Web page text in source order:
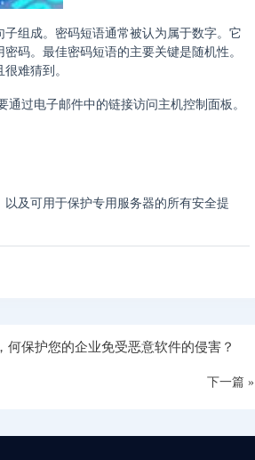
组成。密码短语通常被认为属于数字。它
码。最佳密码短语的主要关键是随机性。
难猜到。
过电子邮件中的链接访问主机控制面板。
及可用于保护专用服务器的所有安全提
何保护您的企业免受恶意软件的侵害？
下一篇 »